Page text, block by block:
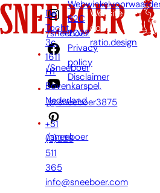
/sneeboer
/Sneeboer
/@sneeboer3875
/sneeboer
De
Tocht
3c,
1611
HT
Bovenkarspel,
Nederland
+31
(0)228
511
365
info@sneeboer.com
B2C
2022
Privacy
policy
Disclaimer
Website
door:
ratio.design